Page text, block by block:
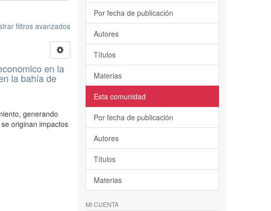
filtros avanzados
en la
la bahía de
generando
originan impactos
Por fecha de publicación
Autores
Títulos
Materias
Esta comunidad
Por fecha de publicación
Autores
Títulos
Materias
MI CUENTA